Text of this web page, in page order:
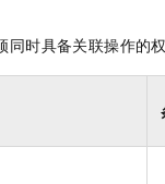
时具备关联操作的